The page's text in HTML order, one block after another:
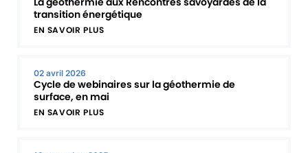
transition énergétique
EN SAVOIR PLUS
02 avril 2026
Cycle de webinaires sur la géothermie de
surface, en mai
EN SAVOIR PLUS